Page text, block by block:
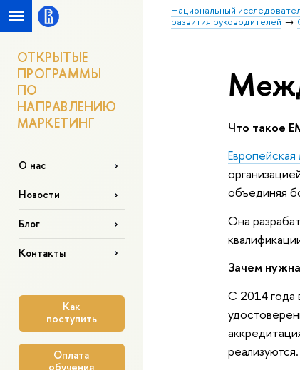
Национальный
развития руководителей
ОТКРЫТЫЕ
ПРОГРАММЫ
ПО
НАПРАВЛЕНИЮ
МАРКЕТИНГ
О нас
Новости
Блог
Контакты
Как
поступить
Оплата
Что такое
объединяя
Она
Зачем
С 2014 года
реализуются.